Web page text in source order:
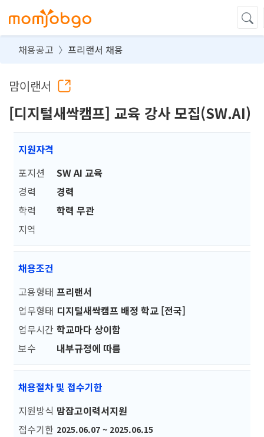
채용공고 프리랜서 채용
맘이랜서
[디지털새싹캠프] 교육 강사 모집(SW.AI)
지원자격
포지션
SW AI 교육
경력
경력
학력
학력 무관
지역
채용조건
고용형태 프리랜서
업무형태 디지털새싹캠프 배정 학교 [전국]
업무시간 학교마다 상이함
보수
내부규정에 따름
채용절차 및 접수기한
지원방식 맘잡고이력서지원
접수기한 2025.06.07 ~ 2025.06.15